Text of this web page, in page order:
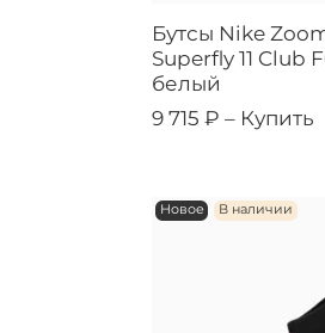
Бутсы Nike
Superfly 11 Club
белый
9 715 ₽ – Купить
Новое В наличии